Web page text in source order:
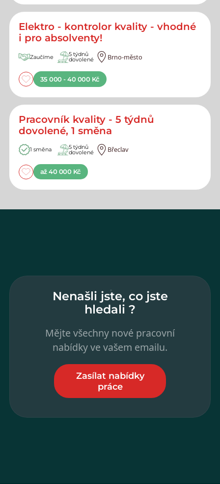
Elektro - kontrolor kvality - vhodné
i pro absolventy!
Zaučíme 5 týdnů
dovolené Brno-město
35 000 - 40 000 Kč
Pracovník kvality - 5 týdnů
dovolené, 1 směna
1 směna 5 týdnů
dovolené Břeclav
až 40 000 Kč
Nenašli jste, co jste
hledali ?
Mějte všechny nové pracovní
nabídky ve vašem emailu.
Zasílat nabídky
práce